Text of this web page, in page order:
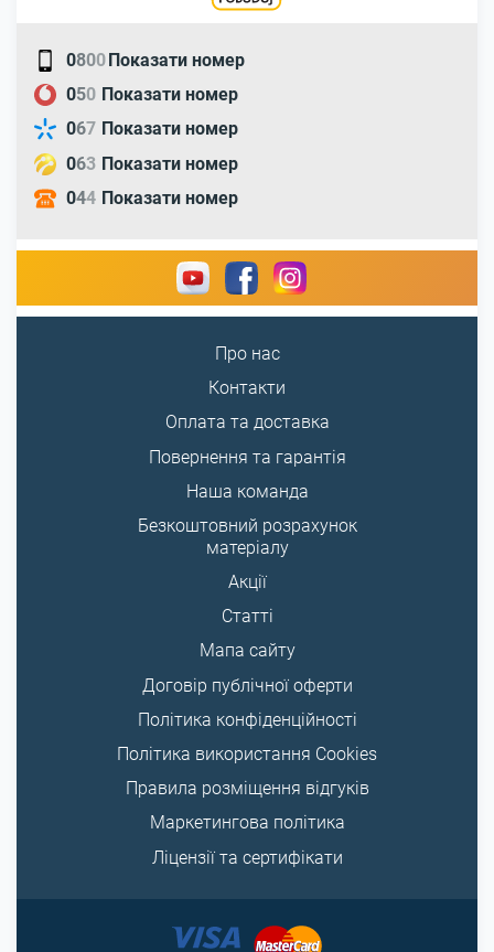
0800Показати номер
050 Показати номер
067 Показати номер
063 Показати номер
044 Показати номер
Про нас
Контакти
Оплата та доставка
Повернення та гарантія
Наша команда
Безкоштовний розрахунок
матеріалу
Акції
Статті
Мапа сайту
Договір публічної оферти
Політика конфіденційності
Політика використання Cookies
Правила розміщення відгуків
Маркетингова політика
Ліцензії та сертифікати